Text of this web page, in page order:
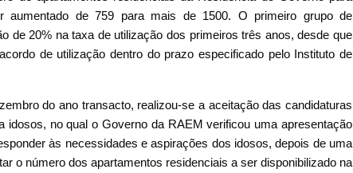
aumentado de 759 para mais de 1500. O primeiro grupo de
de 20% na taxa de utilização dos primeiros três anos, desde que
de utilização dentro do prazo especificado pelo Instituto de
do ano transacto, realizou-se a aceitação das candidaturas
idosos, no qual o Governo da RAEM verificou uma apresentação
às necessidades e aspirações dos idosos, depois de uma
o número dos apartamentos residenciais a ser disponibilizado na